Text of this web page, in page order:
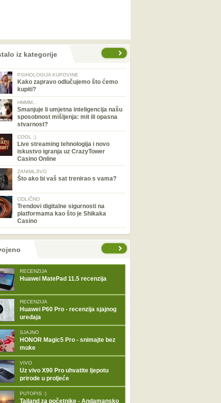
iz kategorije
PSIHOLOGIJA KUPOVINE
Kako zapravo odlučujemo što ćemo
kupiti?
HMMM...
Smanjuje li umjetna inteligencija našu
sposobnost mišljenja: mit ili opasna
stvarnost?
COOL ;)
Live streaming tehnologija i novo
iskustvo igranja uz CrazyTower
Casino Online
ZANIMLJIVO
Što ako bi vaš sat trenirao s vama?
ODLIČNO
Trendovi digitalne sigurnosti na
platformama kao što je Shikaka
Casino
RECENZIJA
Huawei MatePad 11.5 recenzija
RECENZIJA
Huawei P60 Pro - recenzija sjajnog
uređaja
SJAJNO
HONOR Magic5 Pro - snimajte bez
muke
VIVO
Uz vivo X90 Pro uhvatite ljepotu
prirode u proljeće
PUTOPIS :)
Tajland za početnike - Andamansko